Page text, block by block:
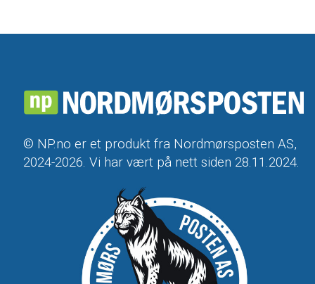
© NP.no er et produkt fra Nordmørsposten AS,
2024-2026. Vi har vært på nett siden 28.11.2024.